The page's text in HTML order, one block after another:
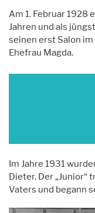
Am 1. Februar 1928
Jahren und als
seinen erst Salon
Ehefrau Magda.
Im Jahre 1931
Dieter. Der „Junior“
Vaters und begann